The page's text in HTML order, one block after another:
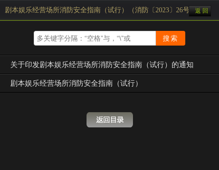
剧本娱乐经营场所消防安全指南（试行）（消防〔2023〕26号）返 回
关于印发剧本娱乐经营场所消防安全指南（试行）的通知
剧本娱乐经营场所消防安全指南（试行）